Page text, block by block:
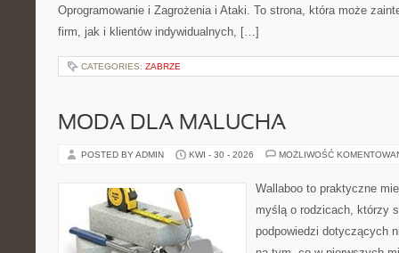
Oprogramowanie i Zagrożenia i Ataki. To strona, która może
firm, jak i klientów indywidualnych, […]
CATEGORIES: ZABRZE
MODA DLA MALUCHA
POSTED BY ADMIN KWI - 30 - 2026 MOŻLIWOŚĆ
Wallaboo to praktyczne
myślą o rodzicach, którzy
podpowiedzi dotyczących